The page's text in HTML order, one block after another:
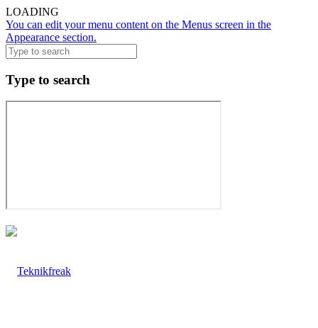
LOADING
You can edit your menu content on the Menus screen in the
Appearance section.
Type to search